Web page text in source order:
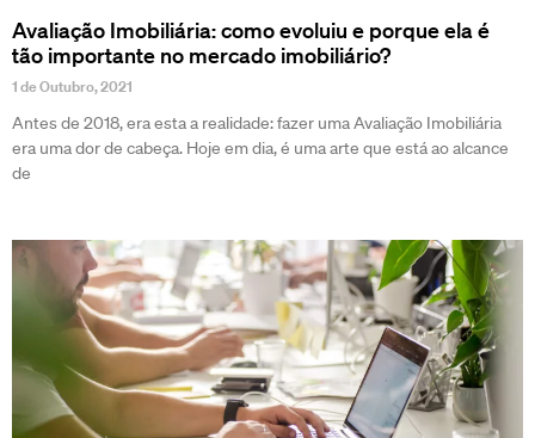
Avaliação Imobiliária: como evoluiu e porque ela é
tão importante no mercado imobiliário?
1 de Outubro, 2021
Antes de 2018, era esta a realidade: fazer uma Avaliação Imobiliária
era uma dor de cabeça. Hoje em dia, é uma arte que está ao alcance
de